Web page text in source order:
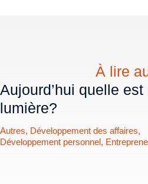
À lire
Aujourd’hui quelle est
lumière?
Autres, Développement des affaires,
Développement personnel,